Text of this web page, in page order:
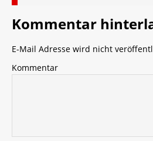
Kommentar
E-Mail Adresse wird nicht
Kommentar